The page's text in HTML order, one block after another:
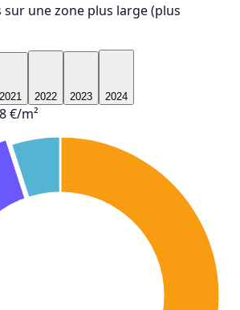
sur une zone plus large (plus
2021 2022 2023 2024
€/m²